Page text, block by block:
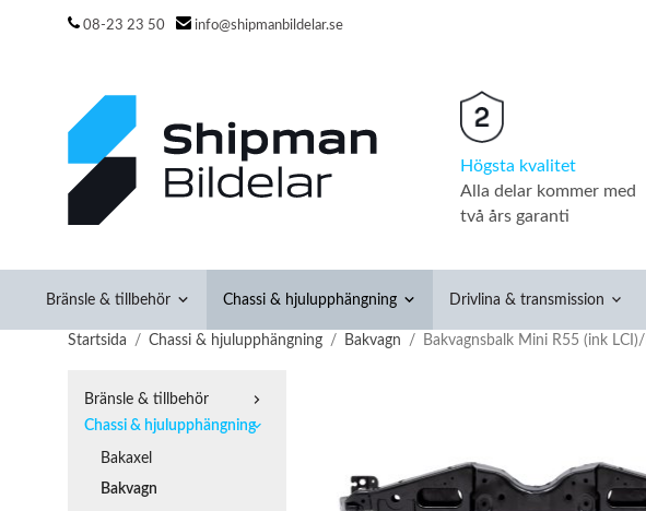
08-23 23 50 info@shipmanbildelar.se
Högsta kvalitet
Alla delar kommer med
två års garanti
Bränsle & tillbehör Chassi & hjulupphängning Drivlina & transmission
Startsida / Chassi & hjulupphängning / Bakvagn / Bakvagnsbalk Mini R55 (ink
Bränsle & tillbehör
Chassi & hjulupphängning
Bakaxel
Bakvagn